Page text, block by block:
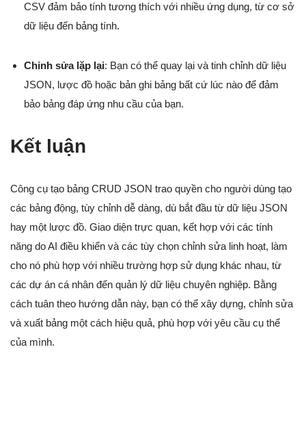
CSV đảm bảo tính tương thích với nhiều ứng dụng, từ cơ sở
dữ liệu đến bảng tính.
Chỉnh sửa lặp lại: Bạn có thể quay lại và tinh chỉnh dữ liệu
JSON, lược đồ hoặc bản ghi bảng bất cứ lúc nào để đảm
bảo bảng đáp ứng nhu cầu của bạn.
Kết luận
Công cụ tạo bảng CRUD JSON trao quyền cho người dùng tạo
các bảng động, tùy chỉnh dễ dàng, dù bắt đầu từ dữ liệu JSON
hay một lược đồ. Giao diện trực quan, kết hợp với các tính
năng do AI điều khiển và các tùy chọn chỉnh sửa linh hoạt, làm
cho nó phù hợp với nhiều trường hợp sử dụng khác nhau, từ
các dự án cá nhân đến quản lý dữ liệu chuyên nghiệp. Bằng
cách tuân theo hướng dẫn này, bạn có thể xây dựng, chỉnh sửa
và xuất bảng một cách hiệu quả, phù hợp với yêu cầu cụ thể
của mình.